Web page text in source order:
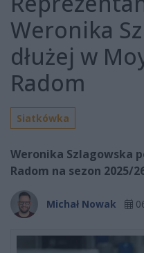
Weronika
dłużej w
Radom
Siatkówka
Weronika Szlagowska
Radom na sezon 2025/
Michał Nowak